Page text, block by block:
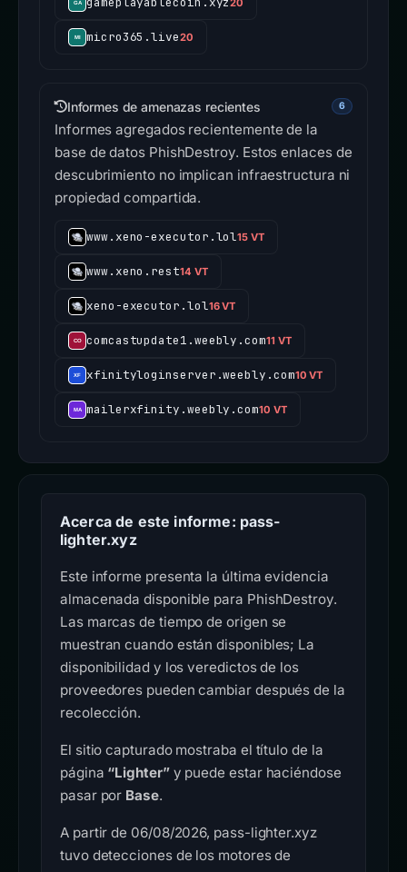
micro365.live20
Informes de amenazas recientes 6
Informes agregados recientemente de la
base de datos PhishDestroy. Estos enlaces de
descubrimiento no implican infraestructura ni
propiedad compartida.
www.xeno-executor.lol15 VT
www.xeno.rest14 VT
xeno-executor.lol16 VT
comcastupdate1.weebly.com11 VT
xfinityloginserver.weebly.com10 VT
mailerxfinity.weebly.com10 VT
Acerca de este informe: pass-
lighter.xyz
Este informe presenta la última evidencia
almacenada disponible para PhishDestroy.
Las marcas de tiempo de origen se
muestran cuando están disponibles; La
disponibilidad y los veredictos de los
proveedores pueden cambiar después de la
recolección.
El sitio capturado mostraba el título de la
página “Lighter”y puede estar haciéndose
pasar por Base.
A partir de 06/08/2026, pass-lighter.xyz
tuvo detecciones de los motores de